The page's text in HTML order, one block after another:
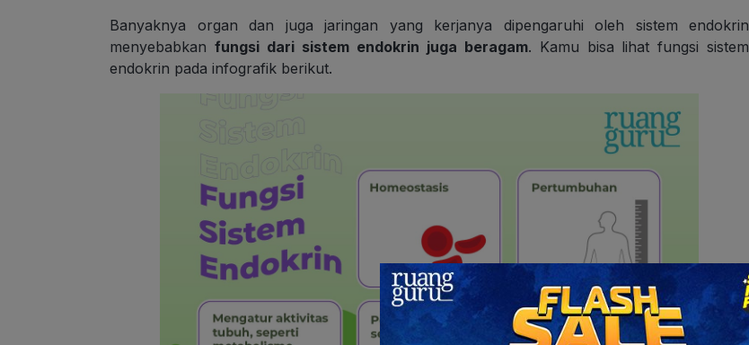
Banyaknya organ dan juga jaringan yang kerjanya dipengaruhi oleh sistem endokrin
menyebabkan fungsi dari sistem endokrin juga beragam. Kamu bisa lihat fungsi sistem
endokrin pada infografik berikut.